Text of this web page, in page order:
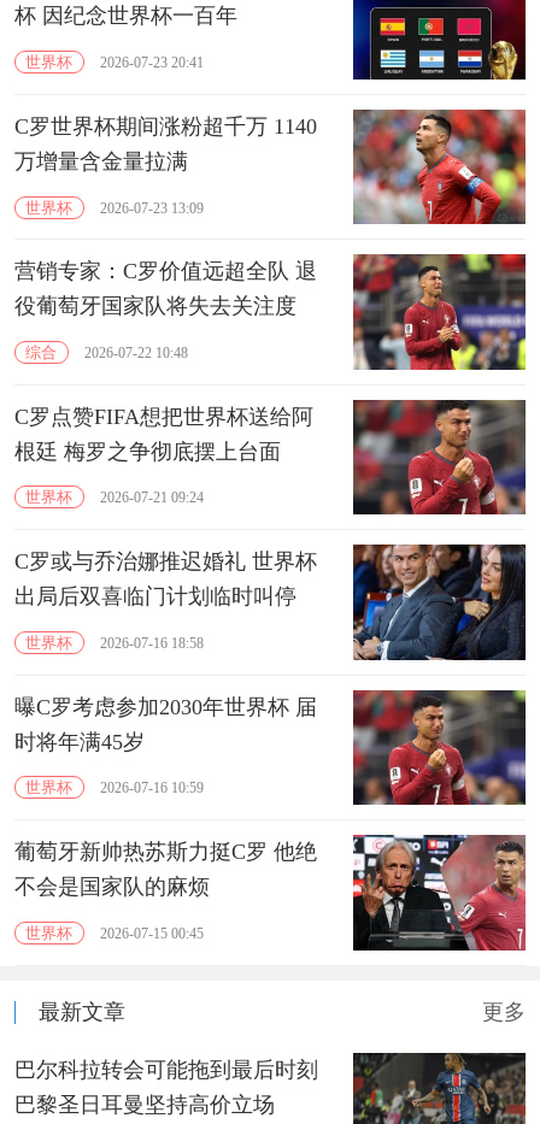
杯 因纪念世界杯一百年
世界杯 2026-07-23 20:41
C罗世界杯期间涨粉超千万 1140
万增量含金量拉满
世界杯 2026-07-23 13:09
营销专家：C罗价值远超全队 退
役葡萄牙国家队将失去关注度
综合 2026-07-22 10:48
C罗点赞FIFA想把世界杯送给阿
根廷 梅罗之争彻底摆上台面
世界杯 2026-07-21 09:24
C罗或与乔治娜推迟婚礼 世界杯
出局后双喜临门计划临时叫停
世界杯 2026-07-16 18:58
曝C罗考虑参加2030年世界杯 届
时将年满45岁
世界杯 2026-07-16 10:59
葡萄牙新帅热苏斯力挺C罗 他绝
不会是国家队的麻烦
世界杯 2026-07-15 00:45
最新文章 更多
巴尔科拉转会可能拖到最后时刻
巴黎圣日耳曼坚持高价立场